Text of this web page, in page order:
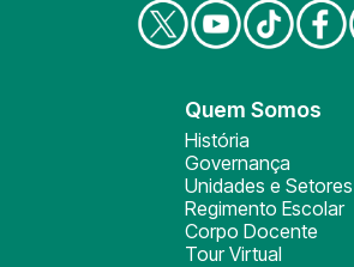
Quem Somos
História
Governança
Unidades e Setores
Regimento Escolar
Corpo Docente
Tour Virtual